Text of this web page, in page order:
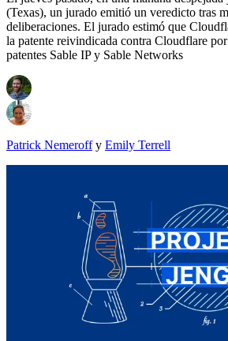
(Texas), un jurado emitió un veredicto tras
deliberaciones. El jurado estimó que
la patente reivindicada contra Cloudflare por
patentes Sable IP y Sable Networks
Patrick Nemeroffy Emily Terrell